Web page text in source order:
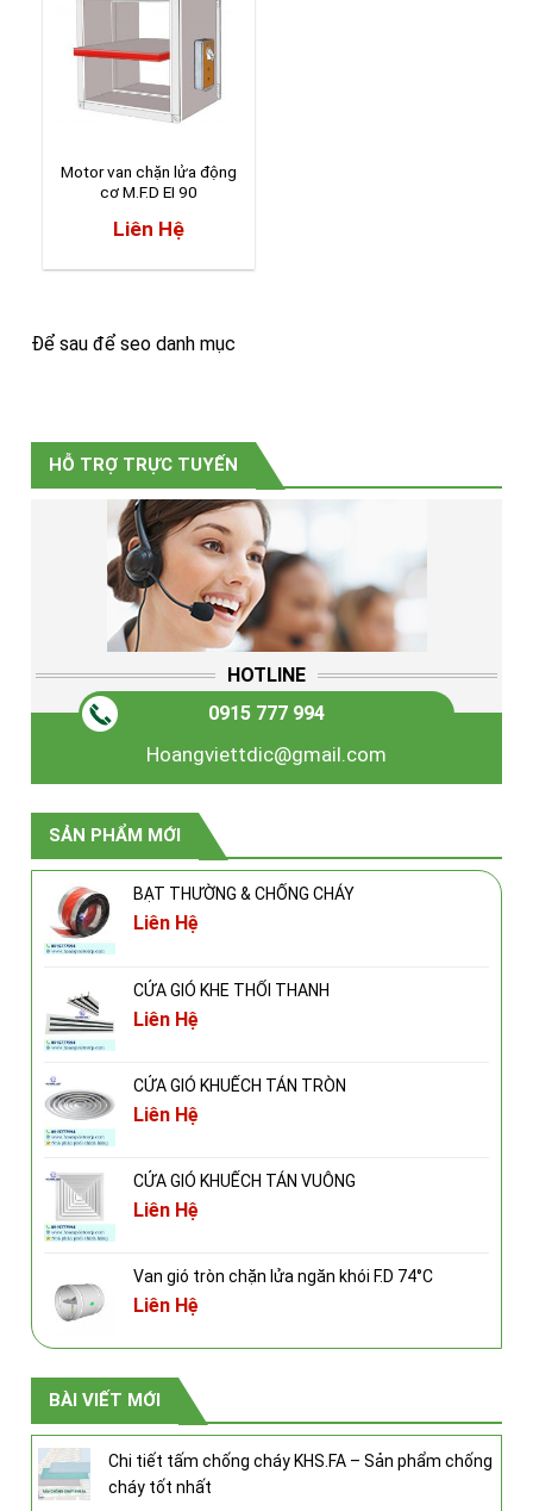
Để sau để seo danh mục
Motor van chặn lửa động
cơ M.F.D EI 90
Liên Hệ
HỖ TRỢ TRỰC TUYẾN
HOTLINE
0915 777 994
Hoangviettdic@gmail.com
SẢN PHẨM MỚI
BẠT THƯỜNG & CHỐNG CHÁY
Liên Hệ
CỬA GIÓ KHE THỔI THANH
Liên Hệ
CỬA GIÓ KHUẾCH TÁN TRÒN
Liên Hệ
CỬA GIÓ KHUẾCH TÁN VUÔNG
Liên Hệ
Van gió tròn chặn lửa ngăn khói F.D 74°C
Liên Hệ
BÀI VIẾT MỚI
Chi tiết tấm chống cháy KHS.FA – Sản phẩm chống
cháy tốt nhất